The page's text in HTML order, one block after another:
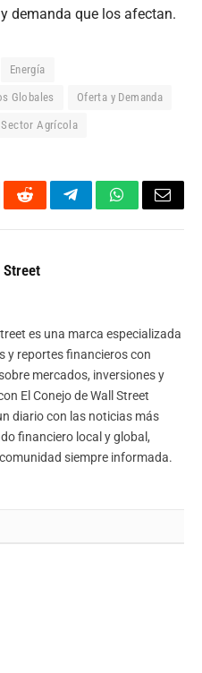
demanda que los afectan.
Energía
Globales Oferta y Demanda
Sector Agrícola
RedditTelegramWhatsApp
Email
Street
es una marca especializada
y reportes financieros con
mercados, inversiones y
El Conejo de Wall Street
diario con las noticias más
financiero local y global,
siempre informada.